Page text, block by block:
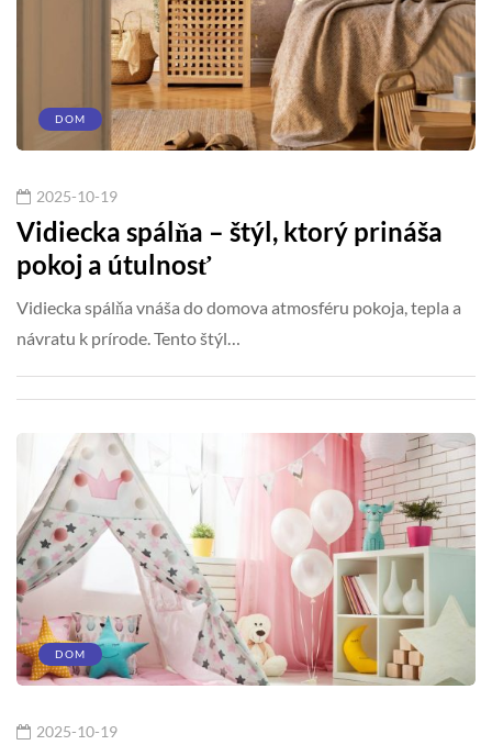
DOM
2025-10-19
Vidiecka spálňa – štýl, ktorý prináša
pokoj a útulnosť
Vidiecka spálňa vnáša do domova atmosféru pokoja, tepla a
návratu k prírode. Tento štýl…
DOM
2025-10-19